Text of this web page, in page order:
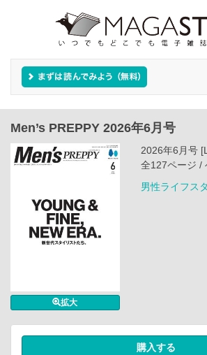
Men’s PREPPY 2026年6月号
拡大
2026年6月号
全127ページ /
男性ライフス
購入する